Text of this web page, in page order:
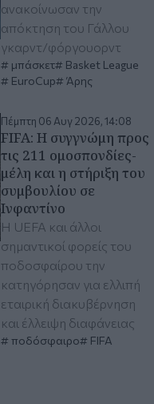
ανακοίνωσαν την
απόκτηση του Γάλλου
γκαρντ/φόργουορντ
μπάσκετ
Basket League
EuroCup
Άρης
Πέμπτη 06 Αυγ 2026, 14:08
FIFA: Η συγγνώμη προς
τις 211 ομοσπονδίες-
μέλη και η στήριξη του
συμβουλίου σε
Ινφαντίνο
Η UEFA και άλλοι
σημαντικοί φορείς του
ποδοσφαίρου την
κατηγόρησαν για ελλιπή
εταιρική διακυβέρνηση
και έλλειψη διαφάνειας
ποδόσφαιρο FIFA